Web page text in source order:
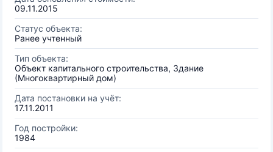
09.11.2015
Статус объекта:
Ранее учтенный
Тип объекта:
Объект капитального строительства, Здание
(Многоквартирный дом)
Дата постановки на учёт:
17.11.2011
Год постройки:
1984